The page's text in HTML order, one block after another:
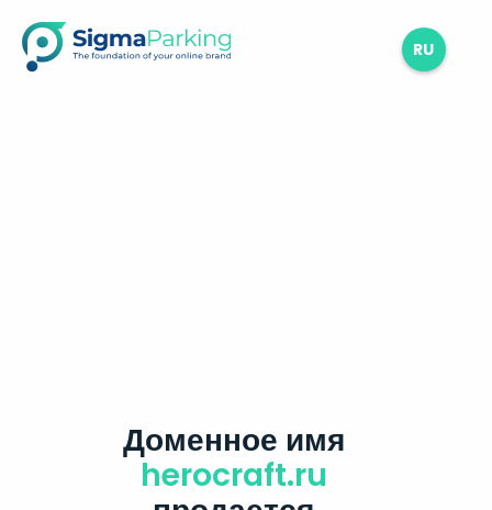
RU
Доменное имя
herocraft.ru